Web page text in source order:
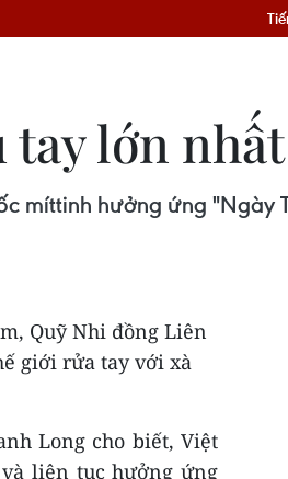
lớn
míttinh hưởng ứng
Quỹ Nhi đồng Liên
giới rửa tay với xà
Long cho biết, Việt
liên tục hưởng ứng